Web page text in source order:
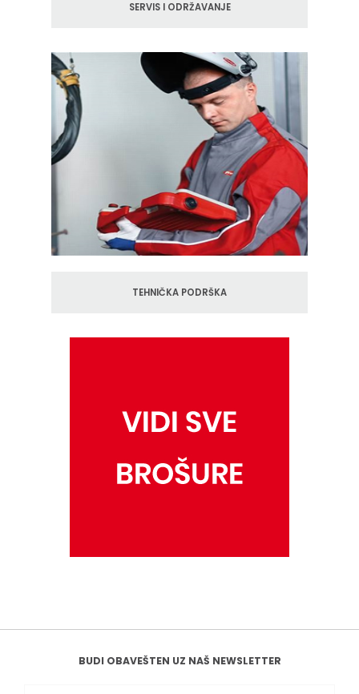
SERVIS I ODRŽAVANJE
TEHNIČKA PODRŠKA
BUDI OBAVEŠTEN UZ NAŠ NEWSLETTER